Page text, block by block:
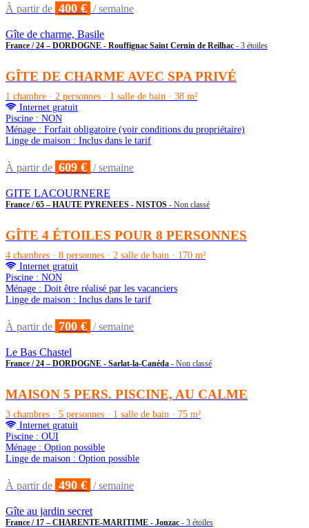
À partir de 400 € / semaine
Gîte de charme, Basile
France / 24 – DORDOGNE - Rouffignac Saint Cernin de Reilhac - 3 étoiles
GÎTE DE CHARME AVEC SPA PRIVÉ
1 chambre · 2 personnes · 1 salle de bain · 38 m²
Internet gratuit
Piscine : NON
Ménage : Forfait obligatoire (voir conditions du propriétaire)
Linge de maison : Inclus dans le tarif
À partir de 609 € / semaine
GITE LACOURNERE
France / 65 – HAUTE PYRENEES - NISTOS - Non classé
GÎTE 4 ÉTOILES POUR 8 PERSONNES
4 chambres · 8 personnes · 2 salle de bain · 170 m²
Internet gratuit
Piscine : NON
Ménage : Doit être réalisé par les vacanciers
Linge de maison : Inclus dans le tarif
À partir de 700 € / semaine
Le Bas Chastel
France / 24 – DORDOGNE - Sarlat-la-Canéda - Non classé
MAISON 5 PERS. PISCINE, AU CALME
3 chambres · 5 personnes · 1 salle de bain · 75 m²
Internet gratuit
Piscine : OUI
Ménage : Option possible
Linge de maison : Option possible
À partir de 490 € / semaine
Gîte au jardin secret
France / 17 – CHARENTE-MARITIME - Jonzac - 3 étoiles